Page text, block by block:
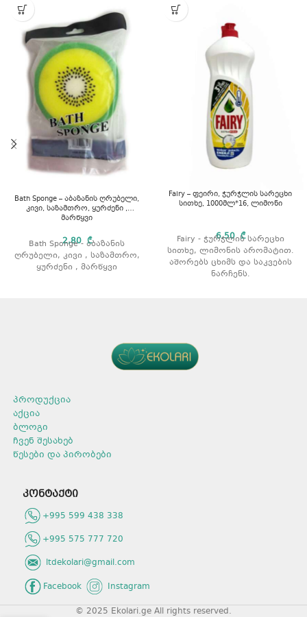
Bath Sponge – აბაზანის ღრუბელი,
კივი, საზამთრო, ყურძენი ,
მარწყვი
2,80₾
Bath Sponge - აბაზანის
ღრუბელი, კივი , საზამთრო,
ყურძენი , მარწყვი
Fairy – ფეირი, ჭურჭლის სარეცხი
სითხე, 1000მლ*16, ლიმონი
6,50₾
Fairy - ჭურჭლის სარეცხი
სითხე, ლიმონის არომატით.
აშორებს ცხიმს და საკვების
ნარჩენს.
მოცულობა: 1000 მლ.
რაოდენობა შეფუთვაში: 16
არომატი: ლიმონი.
პროდუქცია
აქცია
ბლოგი
ჩვენ შესახებ
წესები და პირობები
კონტაქტი
+995 599 438 338
+995 575 777 720
ltdekolari@gmail.com
Facebook
Instagram
© 2025 Ekolari.ge All rights reserved.